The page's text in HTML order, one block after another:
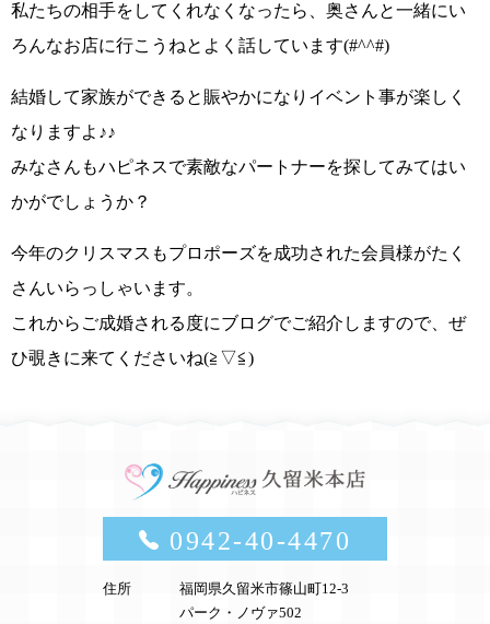
私たちの相手をしてくれなくなったら、奥さんと一緒にい
ろんなお店に行こうねとよく話しています(#^^#)
結婚して家族ができると賑やかになりイベント事が楽しく
なりますよ♪♪
みなさんもハピネスで素敵なパートナーを探してみてはい
かがでしょうか？
今年のクリスマスもプロポーズを成功された会員様がたく
さんいらっしゃいます。
これからご成婚される度にブログでご紹介しますので、ぜ
ひ覗きに来てくださいね(≧▽≦)
0942-40-4470
住所
福岡県久留米市篠山町12-3
パーク・ノヴァ502